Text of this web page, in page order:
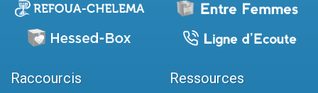
Raccourcis Ressources